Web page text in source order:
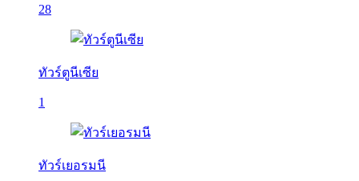
28
ทัวร์ตูนีเซีย
1
ทัวร์เยอรมนี